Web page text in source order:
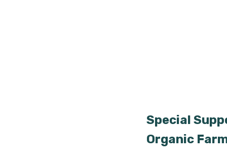
Special
Organic